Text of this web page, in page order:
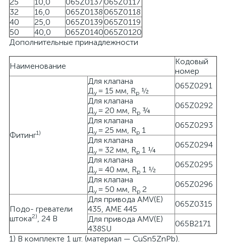
32
16,0 065Z0138065Z0118
40
25,0 065Z0139065Z0119
50
40,0 065Z0140065Z0120
Дополнительные принадлежности
Наименование
Кодовый
номер
Фитинг1)
Для клапана
Ду = 15 мм, Rp ½
065Z0291
Для клапана
Ду = 20 мм, Rp ¾
065Z0292
Для клапана
Ду = 25 мм, Rp 1
065Z0293
Для клапана
Ду = 32 мм, Rp 1 ¼
065Z0294
Для клапана
Ду = 40 мм, Rp 1 ½
065Z0295
Для клапана
Ду = 50 мм, Rp 2
065Z0296
Подо- греватели
штока2), 24 В
Для привода AMV(E)
435, AME 445
065Z0315
Для привода AMV(E)
438SU
065B2171
1) В комплекте 1 шт. (материал — CuSn5ZnPb).